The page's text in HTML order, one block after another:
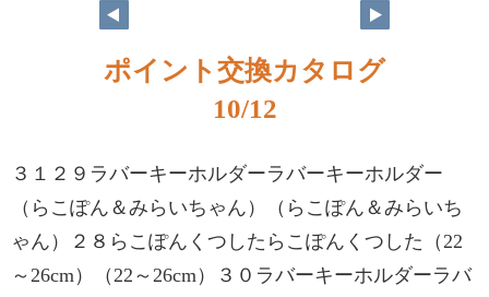
ポイント交換カタログ
10/12
３１２９ラバーキーホルダーラバーキーホルダー
（らこぽん＆みらいちゃん）（らこぽん＆みらいち
ゃん）２８らこぽんくつしたらこぽんくつした（22
～26cm）（22～26cm）３０ラバーキーホルダーラバ